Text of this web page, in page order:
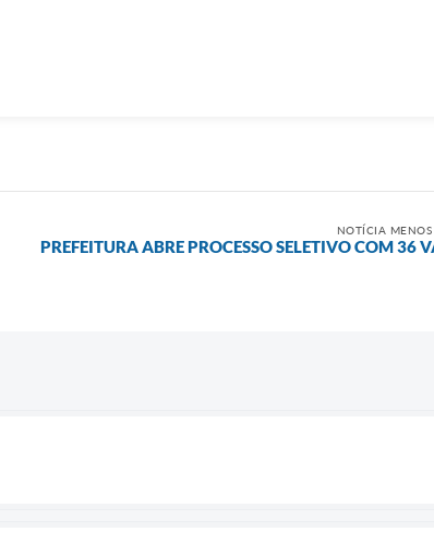
NOTÍCIA MENOS
PREFEITURA ABRE PROCESSO SELETIVO COM 36